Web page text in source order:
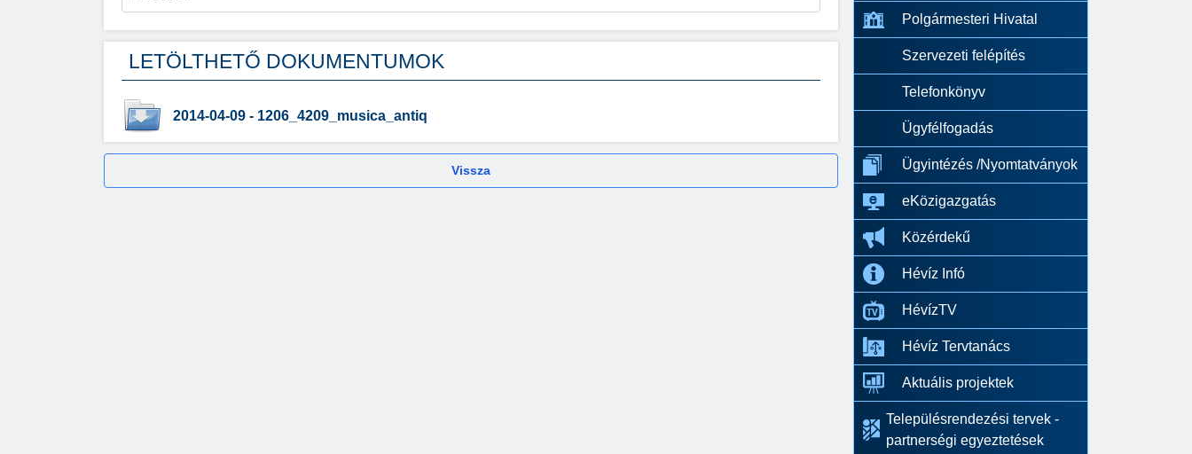
LETÖLTHETŐ DOKUMENTUMOK
2014-04-09 - 1206_4209_musica_antiq
Vissza
Polgármesteri Hivatal
Szervezeti felépítés
Telefonkönyv
Ügyfélfogadás
Ügyintézés /Nyomtatványok
eKözigazgatás
Közérdekű
Hévíz Infó
HévízTV
Hévíz Tervtanács
Aktuális projektek
Településrendezési tervek -
partnerségi egyeztetések